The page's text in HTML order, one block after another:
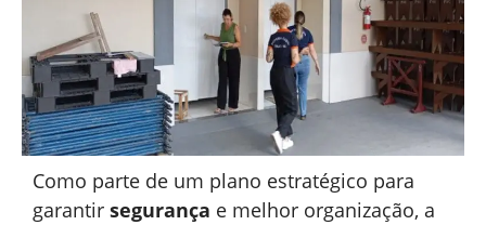
Como parte de um plano estratégico para
garantir segurança e melhor organização, a